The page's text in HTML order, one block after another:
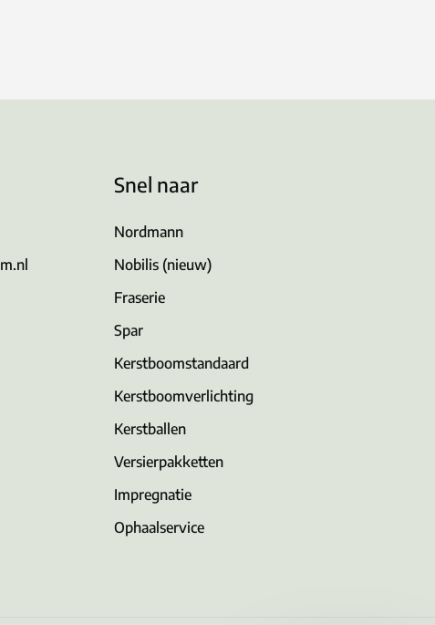
Snel naar
Nordmann
Nobilis (nieuw)
Fraserie
Spar
Kerstboomstandaard
Kerstboomverlichting
Kerstballen
Versierpakketten
Impregnatie
Ophaalservice